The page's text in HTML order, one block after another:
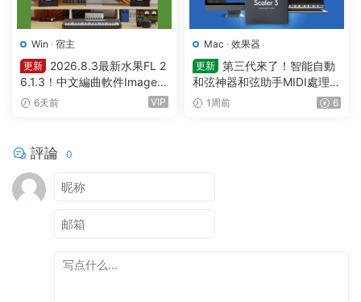
Win · 宿主
更新
2026.8.3最新水果FL 2
6.1.3！中文編曲軟件Image-L
ine – FL Studio Producer Edi
6天前 VIP
Mac · 效果器
更新 第三代來了！智能自動
和弦神器和弦助手MIDI處理Pl
ugin Boutique – Scaler 3 v3.
1周前 6
評論 0